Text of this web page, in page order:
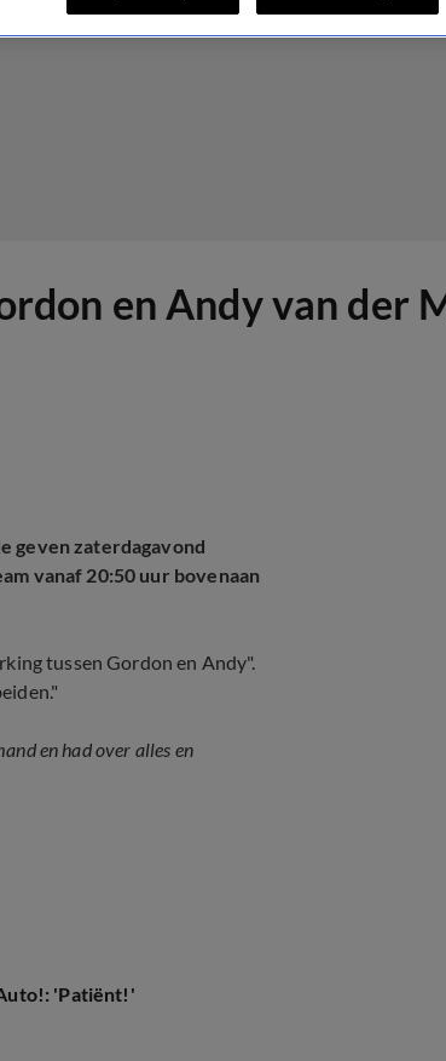
en Andy van der
geven zaterdagavond
vanaf 20:50 uur bovenaan
tussen Gordon en Andy".
en had over alles en
'Patiënt!'